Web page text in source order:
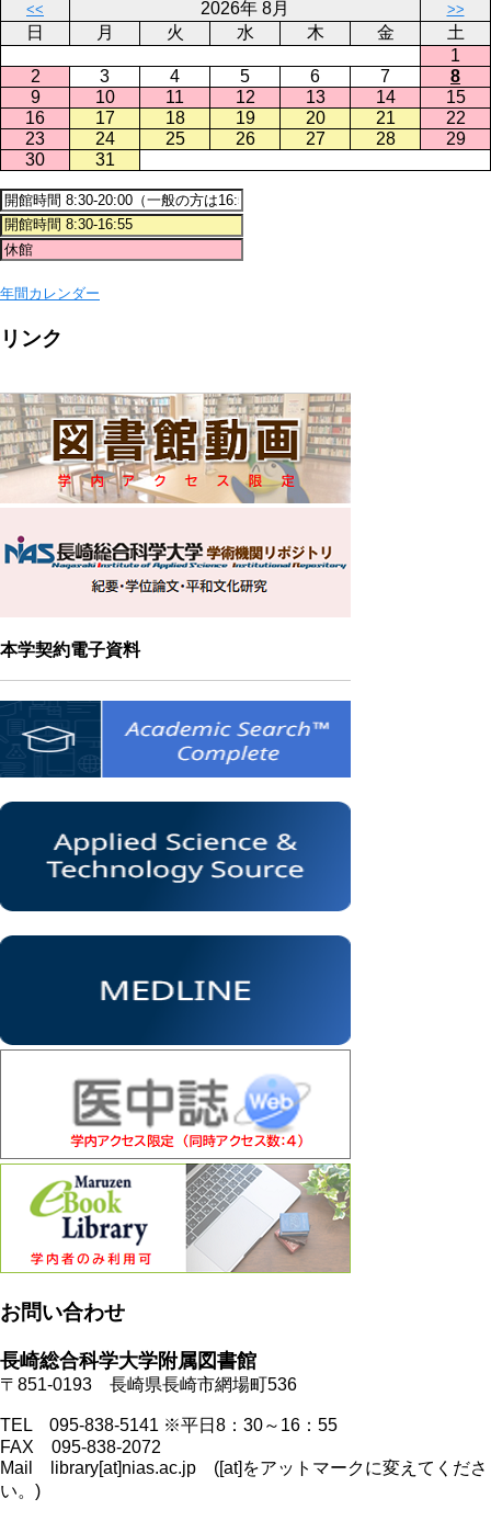
<< 2026年 8月 >>
日 月 火 水 木 金
土
1
2
3 4 5 6 7
8
9
10 11 12 13 14
15
16
17 18 19 20 21
22
23
24 25 26 27 28
29
30
31
年間カレンダー
リンク
本学契約電子資料
お問い合わせ
長崎総合科学大学附属図書館
〒851-0193 長崎県長崎市網場町536
TEL 095-838-5141 ※平日8：30～16：55
FAX 095-838-2072
Mail library[at]nias.ac.jp ([at]をアットマークに変えてくださ
い。)